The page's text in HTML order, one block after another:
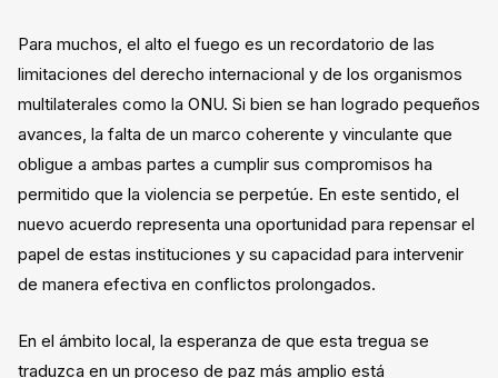
Para muchos, el alto el fuego es un recordatorio de las
limitaciones del derecho internacional y de los organismos
multilaterales como la ONU. Si bien se han logrado pequeños
avances, la falta de un marco coherente y vinculante que
obligue a ambas partes a cumplir sus compromisos ha
permitido que la violencia se perpetúe. En este sentido, el
nuevo acuerdo representa una oportunidad para repensar el
papel de estas instituciones y su capacidad para intervenir
de manera efectiva en conflictos prolongados.
En el ámbito local, la esperanza de que esta tregua se
traduzca en un proceso de paz más amplio está